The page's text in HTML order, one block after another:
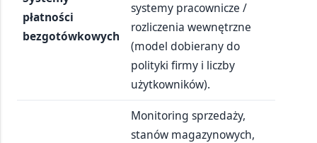
płatności
bezgotówkowych
systemy pracownicze /
rozliczenia wewnętrzne
(model dobierany do
polityki firmy i liczby
użytkowników).
Monitoring sprzedaży,
stanów magazynowych,